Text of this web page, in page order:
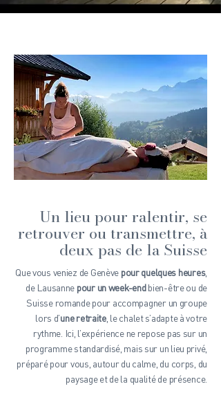
Un lieu pour ralentir, se
retrouver ou transmettre, à
deux pas de la Suisse
Que vous veniez de Genève pour quelques heures,
de Lausanne pour un week-endbien-être ou de
Suisse romande pour accompagner un groupe
lors d’une retraite, le chalet s’adapte à votre
rythme. Ici, l’expérience ne repose pas sur un
programme standardisé, mais sur un lieu privé,
préparé pour vous, autour du calme, du corps, du
paysage et de la qualité de présence.